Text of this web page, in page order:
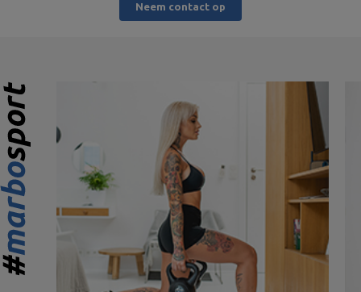
Neem contact op